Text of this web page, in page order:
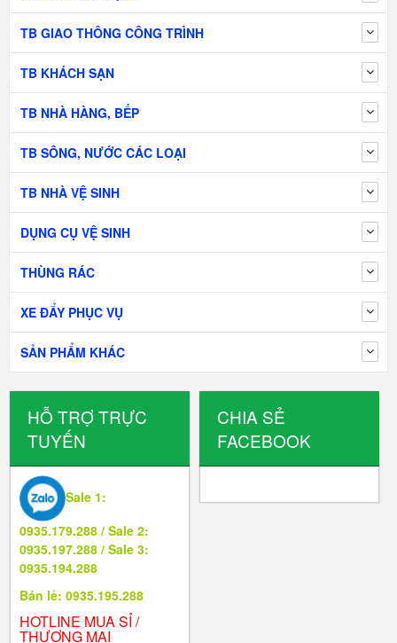
TB GIAO THÔNG CÔNG TRÌNH
TB KHÁCH SẠN
TB NHÀ HÀNG, BẾP
TB SÔNG, NƯỚC CÁC LOẠI
TB NHÀ VỆ SINH
DỤNG CỤ VỆ SINH
THÙNG RÁC
XE ĐẨY PHỤC VỤ
SẢN PHẨM KHÁC
HỖ TRỢ TRỰC
TUYẾN
Sale 1:
0935.179.288 / Sale 2:
0935.197.288 / Sale 3:
0935.194.288
Bán lẻ: 0935.195.288
HOTLINE MUA SỈ /
THƯƠNG MẠI
CHIA SẺ
FACEBOOK